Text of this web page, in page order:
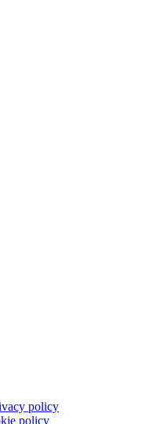
policy
policy